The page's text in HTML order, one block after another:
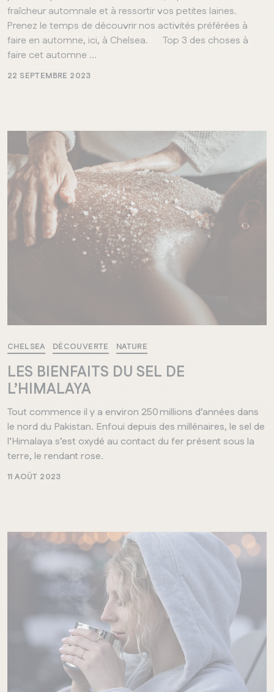
fraîcheur automnale et à ressortir vos petites laines.
Prenez le temps de découvrir nos activités préférées à
faire en automne, ici, à Chelsea. Top 3 des choses à
faire cet automne ...
22 SEPTEMBRE 2023
CHELSEA DÉCOUVERTE NATURE
LES BIENFAITS DU SEL DE
L’HIMALAYA
Tout commence il y a environ 250 millions d’années dans
le nord du Pakistan. Enfoui depuis des millénaires, le sel de
l’Himalaya s’est oxydé au contact du fer présent sous la
terre, le rendant rose.
11 AOÛT 2023